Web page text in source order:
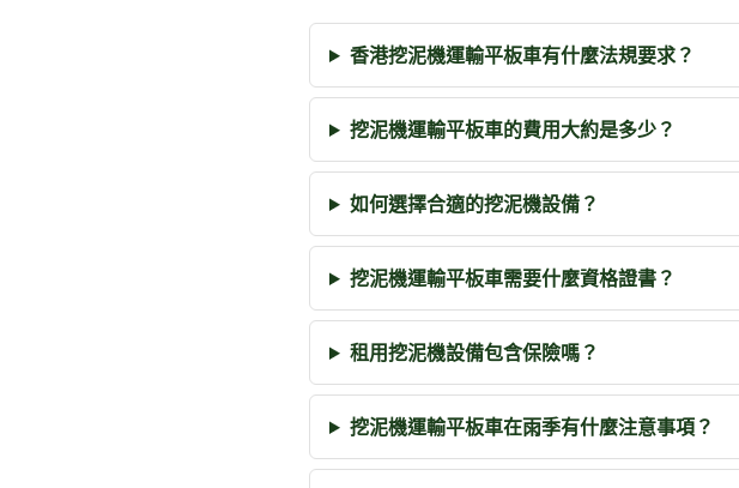
香港挖泥機運輸平板車有什麼法規要求？
挖泥機運輸平板車的費用大約是多少？
如何選擇合適的挖泥機設備？
挖泥機運輸平板車需要什麼資格證書？
租用挖泥機設備包含保險嗎？
挖泥機運輸平板車在雨季有什麼注意事項？